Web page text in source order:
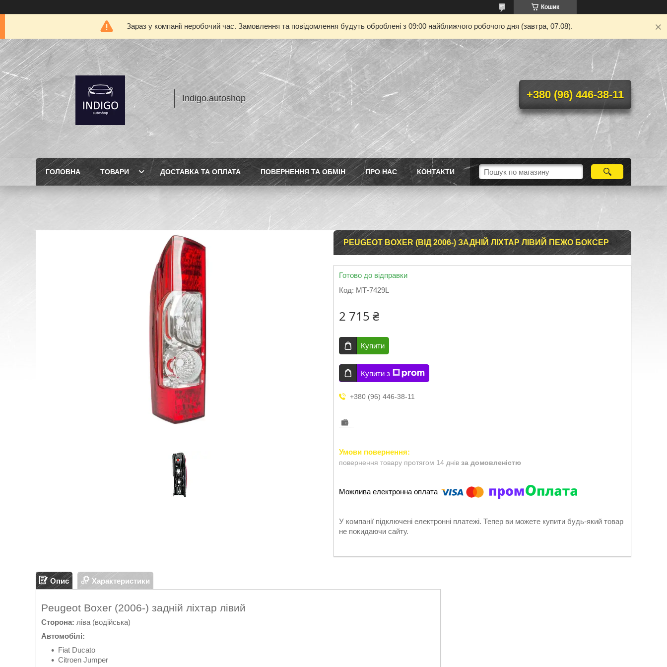
Кошик
Зараз у компанії неробочий час. Замовлення та повідомлення будуть оброблені з 09:00 найближчого робочого дня (завтра, 07.08).
Indigo.autoshop +380 (96) 446-38-11
ГОЛОВНА ТОВАРИ ДОСТАВКА ТА ОПЛАТА ПОВЕРНЕННЯ ТА ОБМІН ПРО НАС КОНТАКТИ
PEUGEOT BOXER (ВІД 2006-) ЗАДНІЙ ЛІХТАР ЛІВИЙ ПЕЖО БОКСЕР
Готово до відправки
Код: МТ-7429L
2 715 ₴
Купити
Купити з
+380 (96) 446-38-11
повернення товару протягом 14 днів за домовленістю
У компанії підключені електронні платежі. Тепер ви можете купити будь-який товар
не покидаючи сайту.
Опис Характеристики
Peugeot Boxer (2006-) задній ліхтар лівий
Сторона: ліва (водійська)
Автомобілі:
Fiat Ducato
Citroen Jumper